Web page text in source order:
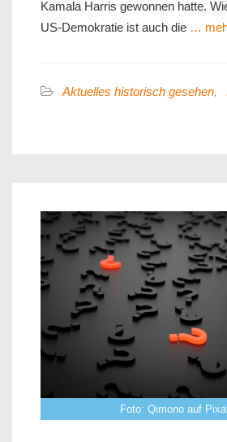
Kamala Harris gewonnen hatte.
US-Demokratie ist auch die …
Aktuelles historisch gesehen,
Foto: Qimono auf